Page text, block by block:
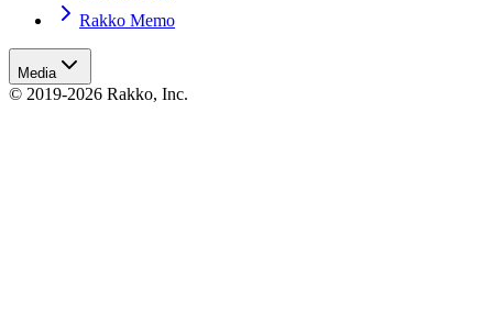
Rakko Memo
Media
© 2019-2026 Rakko, Inc.